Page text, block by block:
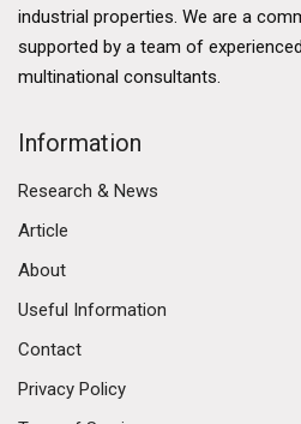
industrial properties. We are a
supported by a team of
multinational consultants.
Information
Research & News
Article
About
Useful Information
Contact
Privacy Policy